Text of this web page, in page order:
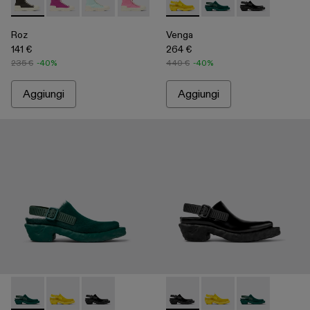
Roz - A700002-001 - Sneaker in cotone riciclato nera
Roz - A700002-006
Roz - A700002-005
Roz - A700002-004 - Pink
Roz - A700002-003 - Brown
Roz - A700002-002 -
Roz
141 €
235 € -40%
Aggiungi
Venga - A500007-003 -
Venga - A500007-
Venga -
Venga
264 €
440 € -40%
Aggiungi
Venga - A500007-002 - Green
Venga - A500007-003 - Yellow
Venga - A500007-001 - BlackVenga - A500007-001 - Black
Venga - A500007-
Venga -